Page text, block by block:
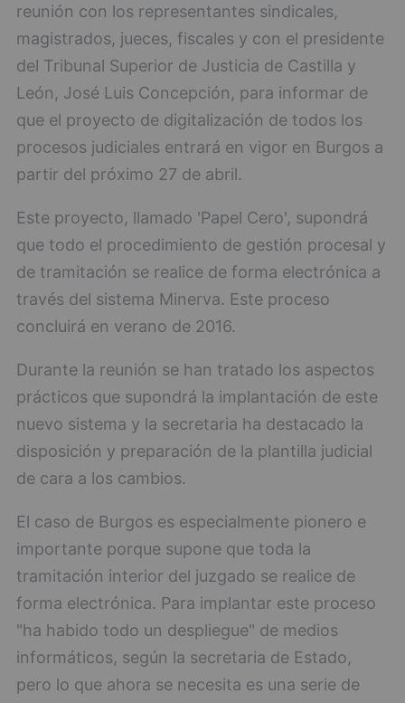
reunión con los representantes sindicales,
magistrados, jueces, fiscales y con el presidente
del Tribunal Superior de Justicia de Castilla y
León, José Luis Concepción, para informar de
que el proyecto de digitalización de todos los
procesos judiciales entrará en vigor en Burgos a
partir del próximo 27 de abril.
Este proyecto, llamado 'Papel Cero', supondrá
que todo el procedimiento de gestión procesal y
de tramitación se realice de forma electrónica a
través del sistema Minerva. Este proceso
concluirá en verano de 2016.
Durante la reunión se han tratado los aspectos
prácticos que supondrá la implantación de este
nuevo sistema y la secretaria ha destacado la
disposición y preparación de la plantilla judicial
de cara a los cambios.
El caso de Burgos es especialmente pionero e
importante porque supone que toda la
tramitación interior del juzgado se realice de
forma electrónica. Para implantar este proceso
"ha habido todo un despliegue" de medios
informáticos, según la secretaria de Estado,
pero lo que ahora se necesita es una serie de